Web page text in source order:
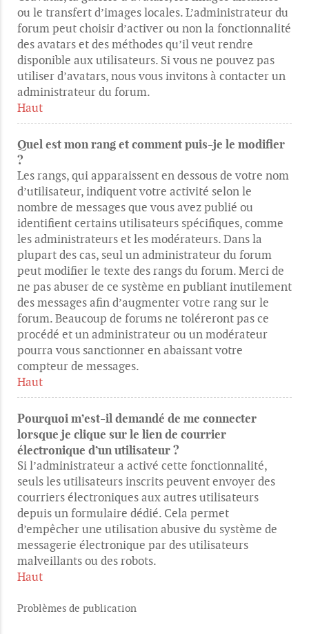
ou le transfert d’images locales. L’administrateur du
forum peut choisir d’activer ou non la fonctionnalité
des avatars et des méthodes qu’il veut rendre
disponible aux utilisateurs. Si vous ne pouvez pas
utiliser d’avatars, nous vous invitons à contacter un
administrateur du forum.
Haut
Quel est mon rang et comment puis-je le modifier
?
Les rangs, qui apparaissent en dessous de votre nom
d’utilisateur, indiquent votre activité selon le
nombre de messages que vous avez publié ou
identifient certains utilisateurs spécifiques, comme
les administrateurs et les modérateurs. Dans la
plupart des cas, seul un administrateur du forum
peut modifier le texte des rangs du forum. Merci de
ne pas abuser de ce système en publiant inutilement
des messages afin d’augmenter votre rang sur le
forum. Beaucoup de forums ne toléreront pas ce
procédé et un administrateur ou un modérateur
pourra vous sanctionner en abaissant votre
compteur de messages.
Haut
Pourquoi m’est-il demandé de me connecter
lorsque je clique sur le lien de courrier
électronique d’un utilisateur ?
Si l’administrateur a activé cette fonctionnalité,
seuls les utilisateurs inscrits peuvent envoyer des
courriers électroniques aux autres utilisateurs
depuis un formulaire dédié. Cela permet
d’empêcher une utilisation abusive du système de
messagerie électronique par des utilisateurs
malveillants ou des robots.
Haut
Problèmes de publication